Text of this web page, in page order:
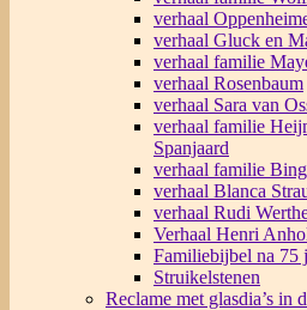
verhaal
verhaal Gluck en
verhaal familie
verhaal Rosenbaum
verhaal Sara van
verhaal familie
Spanjaard
verhaal familie Bing
verhaal Blanca
verhaal Rudi
Verhaal Henri
Familiebijbel na 75
Struikelstenen
Reclame met glasdia’s in